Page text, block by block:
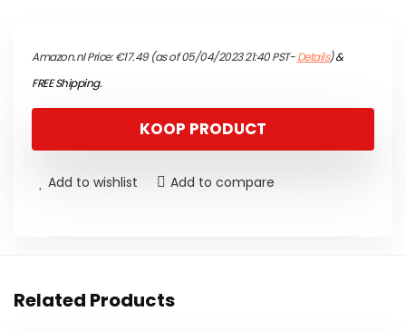
Amazon.nl Price:€17.49(as of 05/04/2023 21:40 PST-Details)&
FREE Shipping.
KOOP PRODUCT
Add to wishlist Add to compare
Related Products